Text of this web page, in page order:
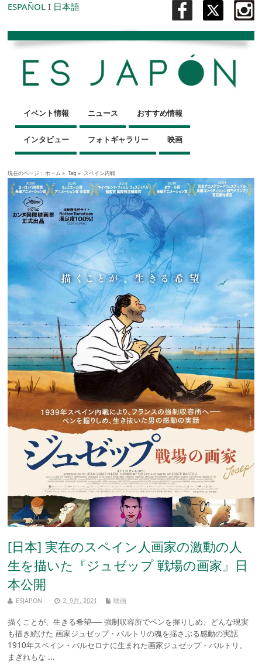
ESPAÑOL I 日本語
イベント情報 ニュース おすすめ情報
インタビュー フォトギャラリー 映画
現在のページ : ホーム » Tag » スペイン内戦
[日本] 実在のスペイン人画家の激動の人
生を描いた『ジュゼップ 戦場の画家』日
本公開
ESJAPON 2, 9月, 2021 映画
描くことが、生きる希望── 強制収容所でペンを握りしめ、どんな現実
も描き続けた 画家ジュゼップ・バルトリの魂を揺さぶる感動の実話
1910年スペイン・バルセロナに生まれた画家ジュゼップ・バルトリ。
まぎれもな ...